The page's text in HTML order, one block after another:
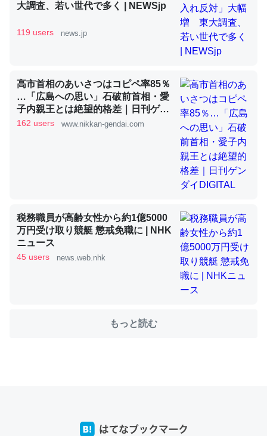
利だから両方が拮抗してるのでは」とあって面白い。海に
いる鋏角類（カブトガニ・ウミグモ）はカルシウムを使わ
ずキチンを強化してる筈だが、酵素が違うのか？
─ニュース :: 【研究発表】昆虫学の大問題＝「昆虫はなぜ海にいな
類は苦労してるんだな…。腹足類だと殻を無くしてナメク
ジになったり努力してるし。
─ニュース :: 【研究発表】昆虫学の大問題＝「昆虫はなぜ海にいな
大調査、若い世代で多く | NEWSjp
119 users news.jp
高市首相のあいさつはコピペ率85％
…「広島への思い」石破前首相・愛
子内親王とは絶望的格差｜日刊ゲン
ダイDIGITAL
162 users www.nikkan-gendai.com
税務職員が高齢女性から約1億5000
万円受け取り競艇 懲戒免職に | NHK
ニュース
45 users news.web.nhk
もっと読む